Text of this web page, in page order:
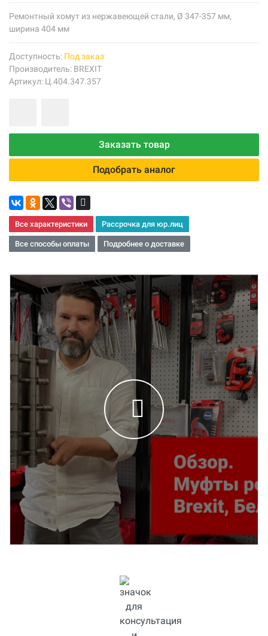
Ремонтный хомут из нержавеющей стали, Ø 347-357 мм,
ширина 404 мм
Доступность: Под заказ
Производитель: BREXIT
Артикул: Ц.404.347.357
Заказать товар
Подобрать аналог
Все характеристики Рассрочка для юр.лиц
Все способы оплаты Подробнее о доставке